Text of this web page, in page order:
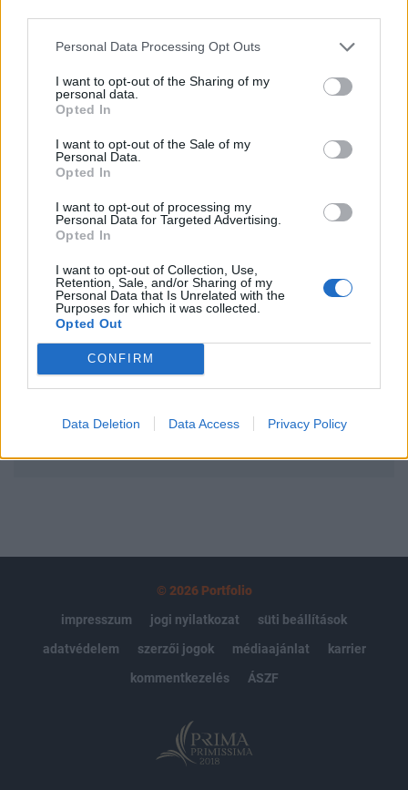
Personal Data Processing Opt Outs
I want to opt-out of the Sharing of my
personal data.
Opted In
I want to opt-out of the Sale of my
Personal Data.
Opted In
I want to opt-out of processing my
Personal Data for Targeted Advertising.
Opted In
I want to opt-out of Collection, Use,
Retention, Sale, and/or Sharing of my
Personal Data that Is Unrelated with the
Purposes for which it was collected.
Opted Out
CONFIRM
Data Deletion Data Access Privacy Policy
lehetőségét, mikor fogy ki Moszkva végleg a különböző
katonai eszközökből. Ha ezeket vesszük alapul, az Oryx
gyűjtése...
KEDVES OLVASÓNK!
tartozik, melynek olvasása előfizetéses
regisztrációhoz kötött.
Az előfizetés a következőket tartalmazza:
Portfolio.hu teljes cikkarchívum
Kötéslisták: BÉT elmúlt 2 év napon belüli
kötéslistái
© 2026 Portfolio
impresszum
jogi nyilatkozat
süti beállítások
adatvédelem
szerzői jogok médiaajánlat
karrier
kommentkezelés
ÁSZF